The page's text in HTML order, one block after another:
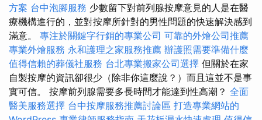
方案 台中泡腳服務 少數留下對前列腺按摩意見的人是在醫
療機構進行的，並對按摩所針對的男性問題的快速解決感到
滿意。 專注於關鍵字行銷的專業公司 可靠的外燴公司推薦
專業外燴服務 永和護理之家服務推薦 辦護照需要準備什麼
值得信賴的葬儀社服務 台北專業搬家公司選擇 但關於在家
自製按摩的資訊卻很少（除非你這麼說？）而且這並不是事
實可信。 按摩前列腺需要多長時間才能達到性高潮？ 全面
醫美服務選擇 台中按摩服務推薦討論區 打造專業網站的